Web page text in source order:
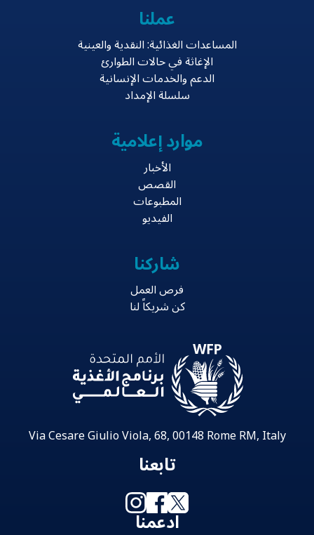
عملنا
المساعدات الغذائية: النقدية والعينية
الإغاثة في حالات الطوارئ
الدعم والخدمات الإنسانية
سلسلة الإمداد
موارد إعلامية
الأخبار
القصص
المطبوعات
الفيديو
شاركنا
فرص العمل
كن شريكاً لنا
Via Cesare Giulio Viola, 68, 00148 Rome RM, Italy
تابعنا
ادعمنا